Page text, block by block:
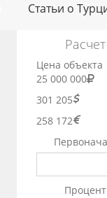
Статьи о
Цена объекта
25 000 000
301 205
258 172